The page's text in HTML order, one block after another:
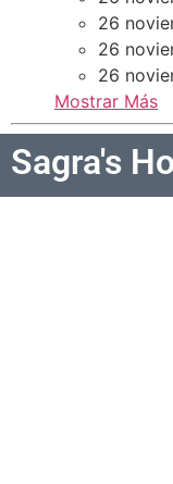
26
26
26
Mostrar Más
Sagra's